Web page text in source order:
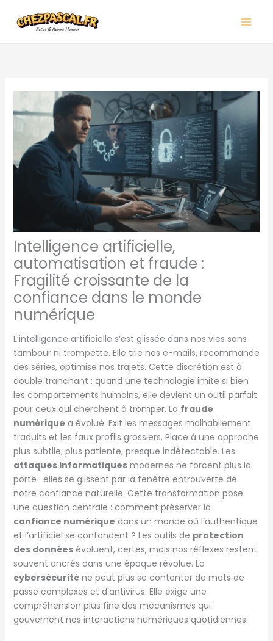
contenu
Intelligence artificielle,
automatisation et fraude :
Fragilité croissante de la
confiance dans le monde
numérique
L’intelligence artificielle s’est glissée dans nos vies sans
tambour ni trompette. Elle trie nos e-mails, recommande
des séries, optimise nos trajets. Cette discrétion est à
double tranchant : quand une technologie imite si bien
les comportements humains, elle devient un outil parfait
pour ceux qui cherchent à tromper. La fraude
numérique a évolué. Exit les messages malhabilement
traduits et les faux profils grossiers. Place à une approche
plus subtile, plus patiente, presque indétectable. Les
attaques informatiquesmodernes ne forcent plus la
porte : elles se glissent par la fenêtre entrouverte de
notre confiance naturelle. Cette transformation pose
une question centrale : comment préserver la
confiance numérique dans un monde où l’authentique
et l’artificiel se confondent ? Les outils de protection
des donnéesévoluent, certes, mais nos réflexes restent
souvent ancrés dans une époque révolue. La
cybersécuriténe peut plus se contenter de mots de
passe complexes et d’antivirus. Elle exige une
compréhension plus fine des mécanismes qui
gouvernent nos interactions numériques quotidiennes.